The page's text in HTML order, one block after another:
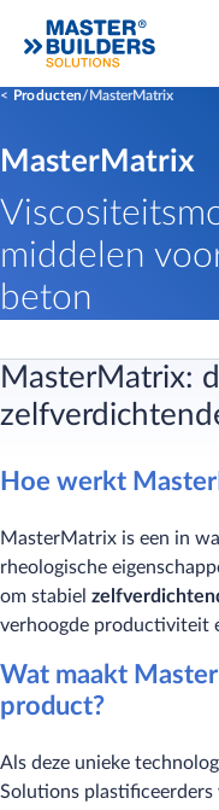
Producten MasterMatrix
MasterMatrix
middelen
beton
MasterMatrix:
Hoe werkt
MasterMatrix is een in
rheologische
om stabiel
verhoogde productiviteit
Wat maakt
product?
Als deze unieke
Solutions